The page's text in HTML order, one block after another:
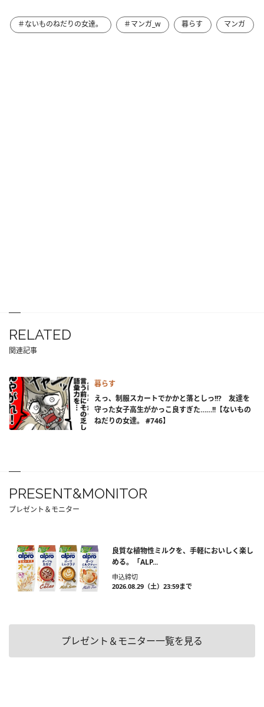
＃ないものねだりの女達。 ＃マンガ_w 暮らす マンガ
RELATED
関連記事
暮らす
えっ、制服スカートでかかと落としっ!!? 友達を
守った女子高生がかっこ良すぎた……!!【ないもの
ねだりの女達。 #746】
PRESENT&MONITOR
プレゼント＆モニター
良質な植物性ミルクを、手軽においしく楽し
める。「ALP...
申込締切
2026.08.29（土）23:59まで
プレゼント＆モニター一覧を見る